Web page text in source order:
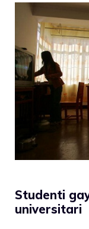
Studenti
universitari